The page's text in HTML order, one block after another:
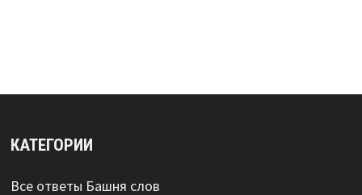
КАТЕГОРИИ
Все ответы Башня слов